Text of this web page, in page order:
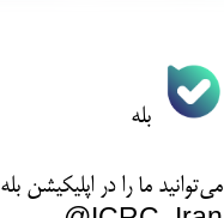
بله
می‌توانید ما را در اپلیکیشن